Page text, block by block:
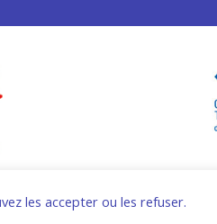
Mentions
les accepter ou les refuser.